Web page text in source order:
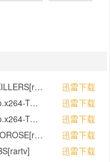
The.Mist.S01E01.720p.HDTV.x264-KILLERS[rartv]
迅雷下载
The.Mist.S01E02.720p.SPIK.WEBRip.x264-TOPKEK[rartv]
迅雷下载
The.Mist.S01E03.720p.SPIK.WEBRip.x264-TOPKEK[rartv]
迅雷下载
The.Mist.S01E04.720p.WEB.x264-MOROSE[rartv]
迅雷下载
迅雷下载